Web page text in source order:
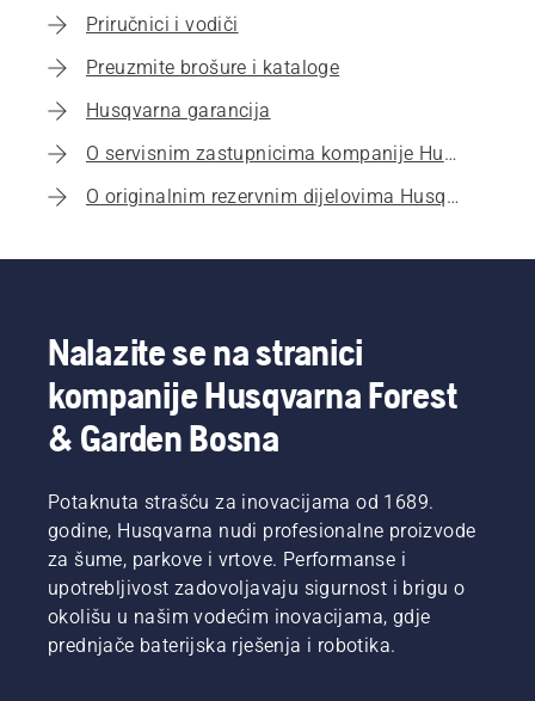
Priručnici i vodiči
Preuzmite brošure i kataloge
Husqvarna garancija
O servisnim zastupnicima kompanije Husqvarna
O originalnim rezervnim dijelovima Husqvarna
Nalazite se na stranici
kompanije Husqvarna Forest
& Garden Bosna
Potaknuta strašću za inovacijama od 1689.
godine, Husqvarna nudi profesionalne proizvode
za šume, parkove i vrtove. Performanse i
upotrebljivost zadovoljavaju sigurnost i brigu o
okolišu u našim vodećim inovacijama, gdje
prednjače baterijska rješenja i robotika.